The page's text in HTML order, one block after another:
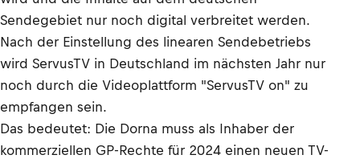
Sendegebiet nur noch digital verbreitet werden.
Nach der Einstellung des linearen Sendebetriebs
wird ServusTV in Deutschland im nächsten Jahr nur
noch durch die Videoplattform "ServusTV on" zu
empfangen sein.
Das bedeutet: Die Dorna muss als Inhaber der
kommerziellen GP-Rechte für 2024 einen neuen TV-